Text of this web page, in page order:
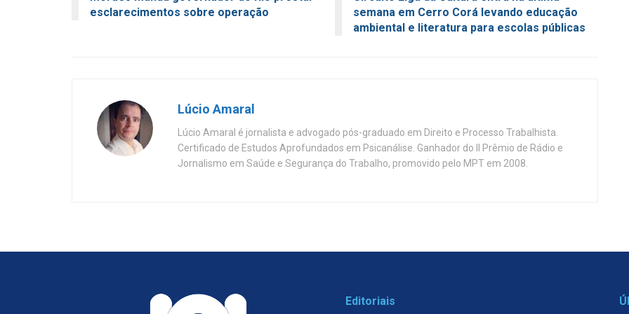
esclarecimentos sobre operação
semana em Cerro Corá levando educação
ambiental e literatura para escolas públicas
Lúcio Amaral
Lúcio Amaral é jornalista e advogado pós-graduado em Direito e Processo Trabalhista.
Certificado de Estudos Aprofundados em Psicanálise. Ganhador do II Prêmio de Rádio e
Jornalismo em Saúde e Segurança do Trabalho, promovido pelo MPT em 2008.
Editoriais